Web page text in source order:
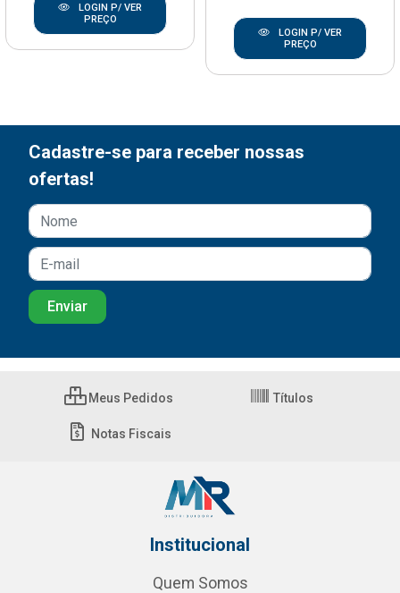
LOGIN P/ VER
PREÇO
LOGIN P/ VER
PREÇO
Cadastre-se para receber nossas
ofertas!
Meus Pedidos Títulos
Notas Fiscais
Institucional
Quem Somos